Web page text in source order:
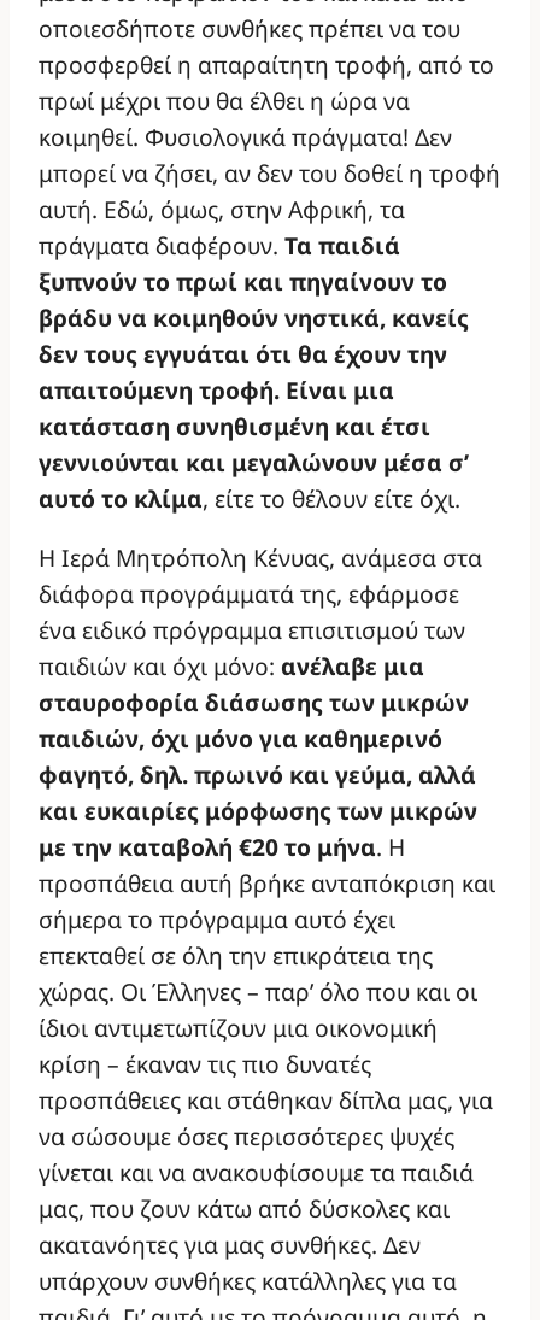
οποιεσδήποτε συνθήκες πρέπει να του
προσφερθεί η απαραίτητη τροφή, από το
πρωί μέχρι που θα έλθει η ώρα να
κοιμηθεί. Φυσιολογικά πράγματα! Δεν
μπορεί να ζήσει, αν δεν του δοθεί η τροφή
αυτή. Εδώ, όμως, στην Αφρική, τα
πράγματα διαφέρουν. Τα παιδιά
ξυπνούν το πρωί και πηγαίνουν το
βράδυ να κοιμηθούν νηστικά, κανείς
δεν τους εγγυάται ότι θα έχουν την
απαιτούμενη τροφή. Είναι μια
κατάσταση συνηθισμένη και έτσι
γεννιούνται και μεγαλώνουν μέσα σ’
αυτό το κλίμα, είτε το θέλουν είτε όχι.
Η Ιερά Μητρόπολη Κένυας, ανάμεσα στα
διάφορα προγράμματά της, εφάρμοσε
ένα ειδικό πρόγραμμα επισιτισμού των
παιδιών και όχι μόνο: ανέλαβε μια
σταυροφορία διάσωσης των μικρών
παιδιών, όχι μόνο για καθημερινό
φαγητό, δηλ. πρωινό και γεύμα, αλλά
και ευκαιρίες μόρφωσης των μικρών
με την καταβολή €20 το μήνα. Η
προσπάθεια αυτή βρήκε ανταπόκριση και
σήμερα το πρόγραμμα αυτό έχει
επεκταθεί σε όλη την επικράτεια της
χώρας. Οι Έλληνες – παρ’ όλο που και οι
ίδιοι αντιμετωπίζουν μια οικονομική
κρίση – έκαναν τις πιο δυνατές
προσπάθειες και στάθηκαν δίπλα μας, για
να σώσουμε όσες περισσότερες ψυχές
γίνεται και να ανακουφίσουμε τα παιδιά
μας, που ζουν κάτω από δύσκολες και
ακατανόητες για μας συνθήκες. Δεν
υπάρχουν συνθήκες κατάλληλες για τα